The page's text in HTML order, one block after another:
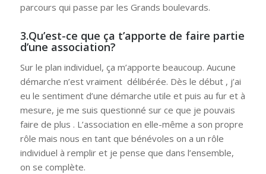
parcours qui passe par les Grands boulevards.
3.Qu’est-ce que ça t’apporte de faire partie
d’une association?
Sur le plan individuel, ça m’apporte beaucoup. Aucune
démarche n’est vraiment délibérée. Dès le début , j’ai
eu le sentiment d’une démarche utile et puis au fur et à
mesure, je me suis questionné sur ce que je pouvais
faire de plus . L’association en elle-même a son propre
rôle mais nous en tant que bénévoles on a un rôle
individuel à remplir et je pense que dans l’ensemble,
on se complète.